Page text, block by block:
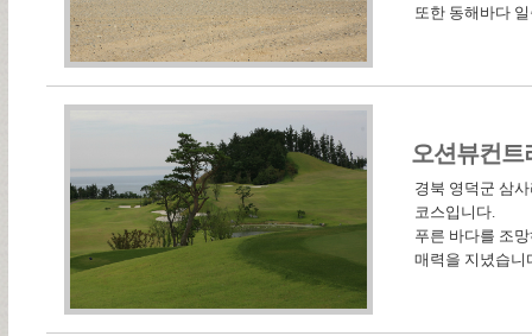
또한 동해바다
오션뷰컨트
경북 영덕군 삼
코스입니다.
푸른 바다를 조
매력을 지녔습니